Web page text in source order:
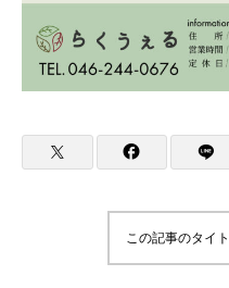
この記事のタイ